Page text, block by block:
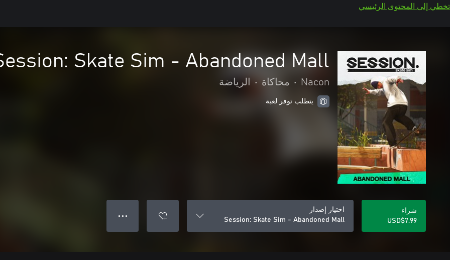
تخطي إلى المحتوى الرئيسي
Skate Sim - Abandoned Mall
Nacon
• محاكاة • الرياضة
يتطلب توفر لعبة
شراء
USD$7.99
اختيار إصدار
Session: Skate Sim - Abandoned Mall
● ● ●